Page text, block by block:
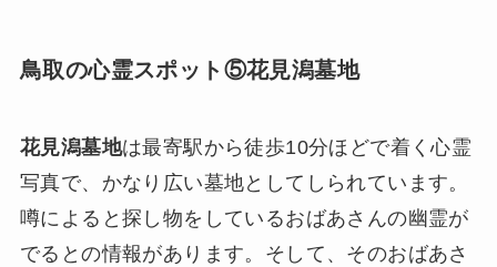
鳥取の心霊スポット⑤花見潟墓地
花見潟墓地は最寄駅から徒歩10分ほどで着く心霊
写真で、かなり広い墓地としてしられています。
噂によると探し物をしているおばあさんの幽霊が
でるとの情報があります。そして、そのおばあさ